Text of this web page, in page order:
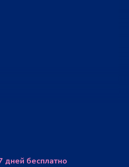
бесплатно